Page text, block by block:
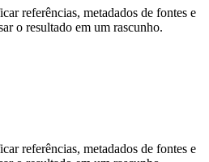
referências, metadados de fontes e
o resultado em um rascunho.
referências, metadados de fontes e